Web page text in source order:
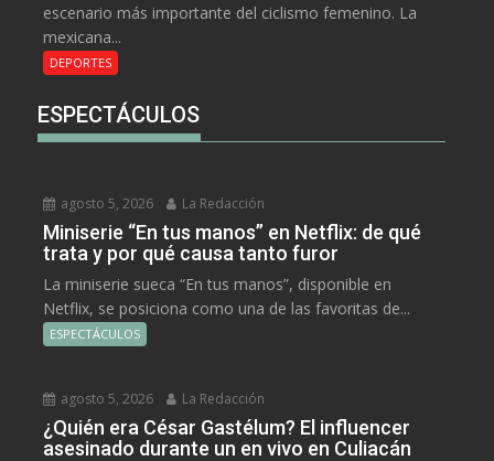
escenario más importante del ciclismo femenino. La
mexicana...
DEPORTES
ESPECTÁCULOS
agosto 5, 2026 La Redacción
Miniserie “En tus manos” en Netflix: de qué
trata y por qué causa tanto furor
La miniserie sueca “En tus manos”, disponible en
Netflix, se posiciona como una de las favoritas de...
ESPECTÁCULOS
agosto 5, 2026 La Redacción
¿Quién era César Gastélum? El influencer
asesinado durante un en vivo en Culiacán